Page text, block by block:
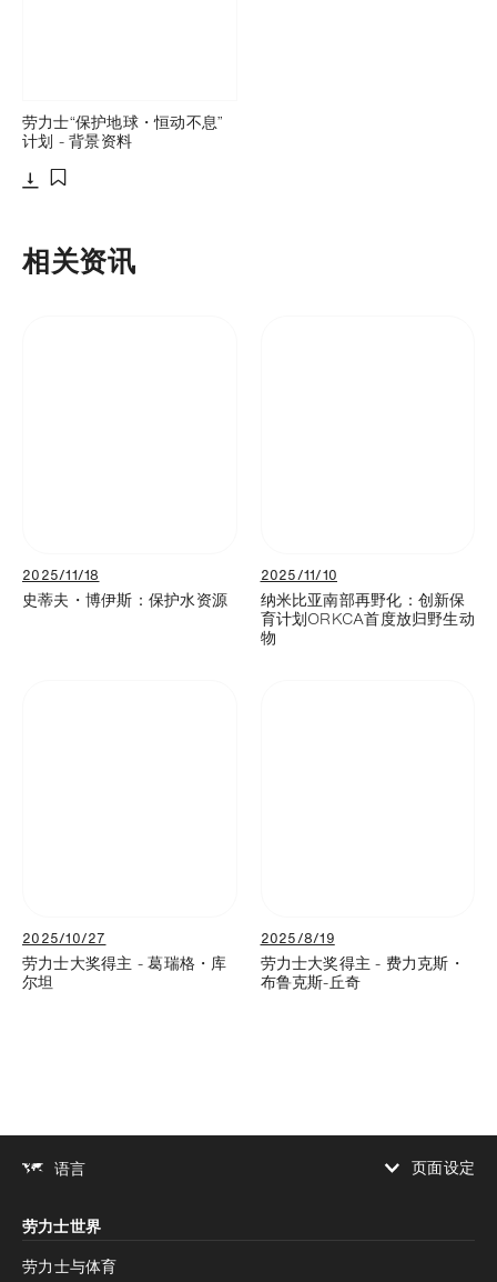
劳力士“保护地球・恒动不息”
计划 - 背景资料
相关资讯
2025/11/18
史蒂夫・博伊斯：保护水资源
2025/11/10
纳米比亚南部再野化：创新保
育计划ORKCA首度放归野生动
物
2025/10/27
劳力士大奖得主 - 葛瑞格・库
尔坦
2025/8/19
劳力士大奖得主 - 费力克斯・
布鲁克斯-丘奇
语言
页面设定
增加对比度
停用
减少动画
劳力士世界
劳力士与体育